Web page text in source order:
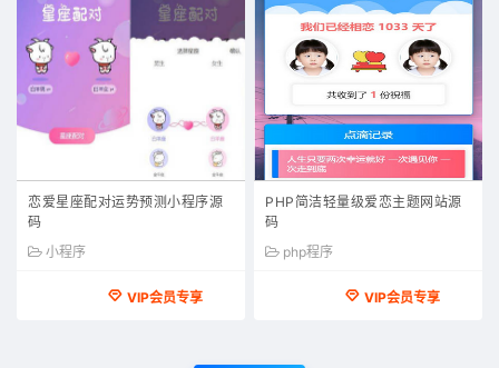
恋爱星座配对运势预测小程序源
码
小程序
VIP会员专享
PHP简洁轻量级爱恋主题网站源
码
php程序
VIP会员专享